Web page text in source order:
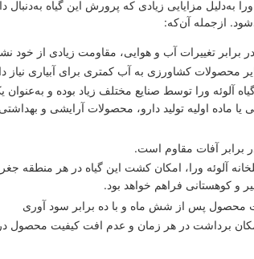
که پرورش این گیاه به‌دنبال دارد، اقدام
و هوایی، مقاومت زیادی از خود نشان می دهد.
آب کمتری برای آبیاری نیاز دارد.
مختلف زیاد بوده و به‌عنوان یک گل
دارو، محصولات آرایشی و بهداشتی قابل فروش
کشت این گیاه در هر منطقه جغرافیایی حتی در
بود.
و با ده برابر سود آوری
و عدم افت کیفیت محصول در صورت تاخیر